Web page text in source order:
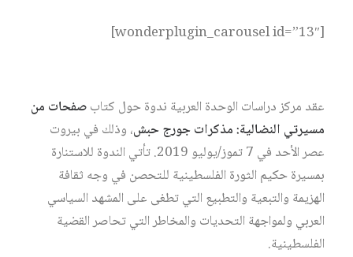
[wonderplugin_carousel id=”13″]
عقد مركز دراسات الوحدة العربية ندوة حول كتابصفحات من
مسيرتي النضالية: مذكرات جورج حبش، وذلك في بيروت
عصر الأحد في 7 تموز/يوليو 2019. تأتي الندوة للاستنارة
بمسيرة حكيم الثورة الفلسطينية للتحصن في وجه ثقافة
الهزيمة والتبعية والتطبيع التي تطغى على المشهد السياسي
العربي ولمواجهة التحديات والمخاطر التي تحاصر القضية
الفلسطينية.